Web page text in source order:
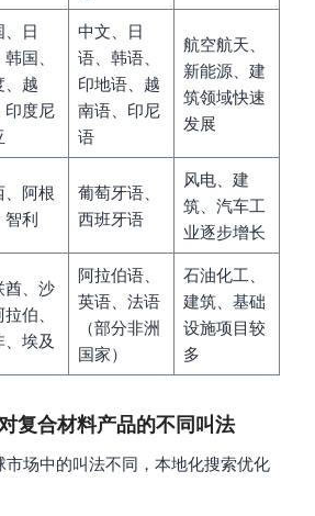
、日
国、
、越
印度尼
中文、日
语、韩语、
印地语、越
南语、印尼
语
航空航天、
新能源、建
筑领域快速
发展
、阿根
智利
葡萄牙语、
西班牙语
风电、建
筑、汽车工
业逐步增长
酋、沙
伯、
、埃及
阿拉伯语、
英语、法语
（部分非洲
国家）
石油化工、
建筑、基础
设施项目较
多
复合材料产品的不同叫法
场中的叫法不同，本地化搜索优化